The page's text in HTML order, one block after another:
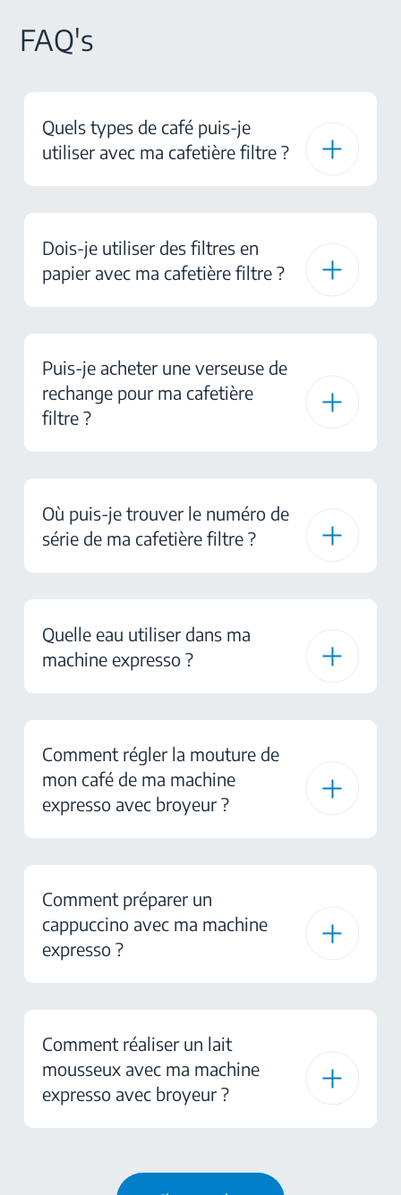
FAQ's
Quels types de café puis-je
utiliser avec ma cafetière filtre ?
Dois-je utiliser des filtres en
papier avec ma cafetière filtre ?
Puis-je acheter une verseuse de
rechange pour ma cafetière
filtre ?
Où puis-je trouver le numéro de
série de ma cafetière filtre ?
Quelle eau utiliser dans ma
machine expresso ?
Comment régler la mouture de
mon café de ma machine
expresso avec broyeur ?
Comment préparer un
cappuccino avec ma machine
expresso ?
Comment réaliser un lait
mousseux avec ma machine
expresso avec broyeur ?